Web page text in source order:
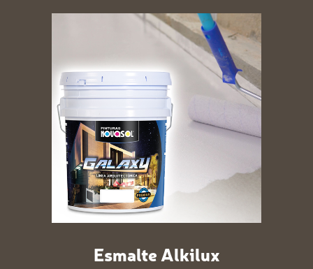
Esmalte Alkilux